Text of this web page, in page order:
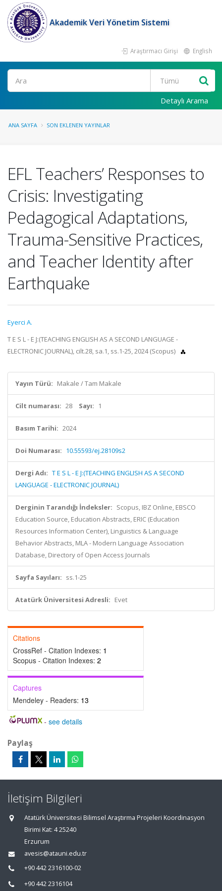
Akademik Veri Yönetim Sistemi
Araştırmacı Girişi English
Ara
Detaylı Arama
ANA SAYFA SON EKLENEN YAYINLAR
EFL Teachers’ Responses to
Crisis: Investigating
Pedagogical Adaptations,
Trauma-Sensitive Practices,
and Teacher Identity after
Earthquake
Eyerci A.
T E S L - E J:(TEACHING ENGLISH AS A SECOND LANGUAGE -
ELECTRONIC JOURNAL), cilt.28, sa.1, ss.1-25, 2024 (Scopus)
Yayın Türü: Makale / Tam Makale
Cilt numarası: 28 Sayı: 1
Basım Tarihi: 2024
Doi Numarası: 10.55593/ej.28109s2
Dergi Adı: T E S L - E J:(TEACHING ENGLISH AS A SECOND
LANGUAGE - ELECTRONIC JOURNAL)
Derginin Tarandığı İndeksler: Scopus, IBZ Online, EBSCO
Education Source, Education Abstracts, ERIC (Education
Resources Information Center), Linguistics & Language
Behavior Abstracts, MLA - Modern Language Association
Database, Directory of Open Access Journals
Sayfa Sayıları: ss.1-25
Atatürk Üniversitesi Adresli: Evet
Citations
CrossRef - Citation Indexes: 1
Scopus - Citation Indexes: 2
Captures
Mendeley - Readers: 13
- see details
Paylaş
İletişim Bilgileri
Atatürk Üniversitesi Bilimsel Araştırma Projeleri Koordinasyon
Birimi Kat: 4 25240
Erzurum
avesis@atauni.edu.tr
+90 442 2316100-02
+90 442 2316104